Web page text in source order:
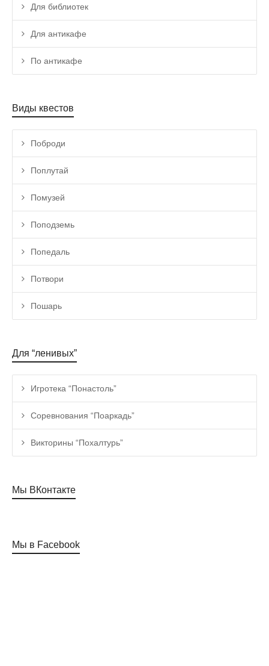
Для библиотек
Для антикафе
По антикафе
Виды квестов
Поброди
Поплутай
Помузей
Поподземь
Попедаль
Потвори
Пошарь
Для “ленивых”
Игротека “Понастоль”
Соревнования “Поаркадь”
Викторины “Похалтурь”
Мы ВКонтакте
Мы в Facebook